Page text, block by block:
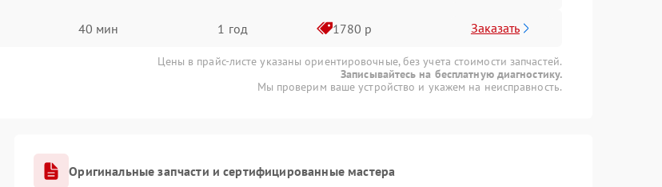
40 мин 1 год 1780 р Заказать
Цены в прайс-листе указаны ориентировочные, без учета стоимости запчастей.
Записывайтесь на бесплатную диагностику.
Мы проверим ваше устройство и укажем на неисправность.
Оригинальные запчасти и сертифицированные мастера